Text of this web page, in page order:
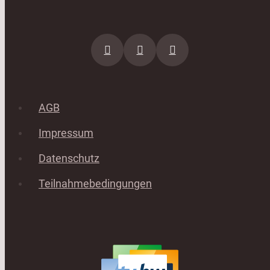
AGB
Impressum
Datenschutz
Teilnahmebedingungen